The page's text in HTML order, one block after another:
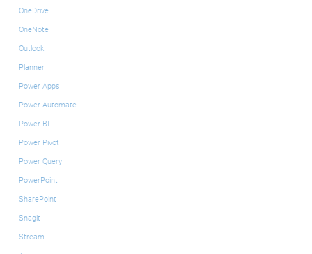
OneDrive
OneNote
Outlook
Planner
Power Apps
Power Automate
Power BI
Power Pivot
Power Query
PowerPoint
SharePoint
Snagit
Stream